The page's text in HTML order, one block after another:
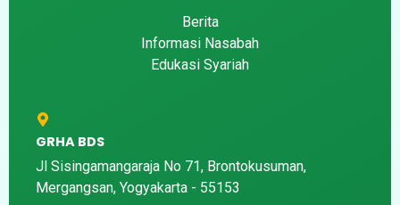
Berita
Informasi Nasabah
Edukasi Syariah
GRHA BDS
Jl Sisingamangaraja No 71, Brontokusuman,
Mergangsan, Yogyakarta - 55153